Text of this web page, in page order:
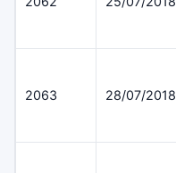
2063 28/07/2018